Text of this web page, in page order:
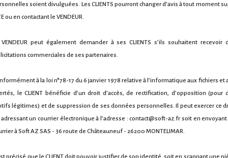
soient divulguées. Les CLIENTS pourront changer d’avis à tout moment
ou en contactant le VENDEUR.
VENDEUR peut également demander à ses CLIENTS s’ils souhaitent recevoir
commerciales de ses partenaires.
à la loi n°78-17 du 6 janvier 1978 relative à l’informatique aux fichiers et
le CLIENT bénéficie d’un droit d’accès, de rectification, d’opposition (pour
légitimes) et de suppression de ses données personnelles. Il peut exercer ce
un courrier électronique à l’adresse : contact@soft-az.fr soit en
à Soft AZ SAS - 36 route de Châteauneuf - 26200 MONTELIMAR.
précisé que le CLIENT doit pouvoir justifier de son identité, soit en scannant une